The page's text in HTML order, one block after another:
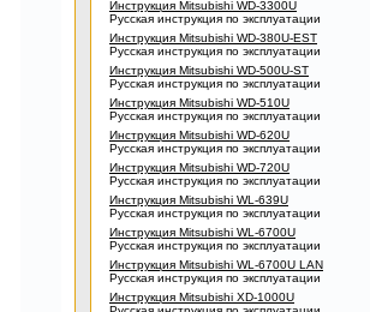
Инструкция Mitsubishi WD-3300U
Русская инструкция по эксплуатации
Инструкция Mitsubishi WD-380U-EST
Русская инструкция по эксплуатации
Инструкция Mitsubishi WD-500U-ST
Русская инструкция по эксплуатации
Инструкция Mitsubishi WD-510U
Русская инструкция по эксплуатации
Инструкция Mitsubishi WD-620U
Русская инструкция по эксплуатации
Инструкция Mitsubishi WD-720U
Русская инструкция по эксплуатации
Инструкция Mitsubishi WL-639U
Русская инструкция по эксплуатации
Инструкция Mitsubishi WL-6700U
Русская инструкция по эксплуатации
Инструкция Mitsubishi WL-6700U LAN
Русская инструкция по эксплуатации
Инструкция Mitsubishi XD-1000U